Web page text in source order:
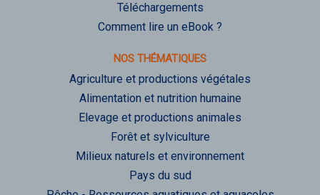
Téléchargements
Comment lire un eBook ?
NOS THÉMATIQUES
Agriculture et productions végétales
Alimentation et nutrition humaine
Elevage et productions animales
Forêt et sylviculture
Milieux naturels et environnement
Pays du sud